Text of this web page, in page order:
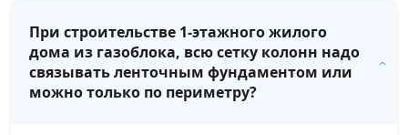
При строительстве 1-этажного жилого
дома из газоблока, всю сетку колонн надо
связывать ленточным фундаментом или
можно только по периметру?